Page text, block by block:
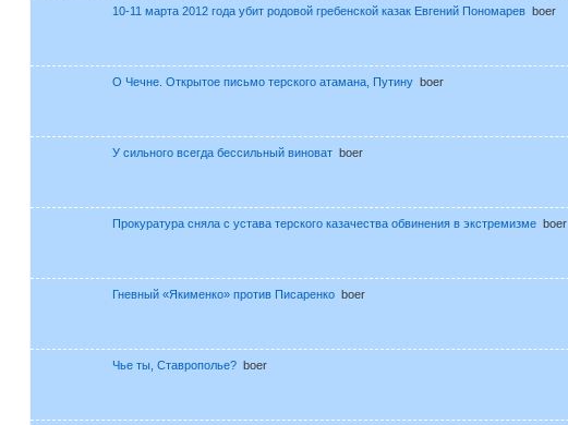
10-11 марта 2012 года убит родовой гребенской казак Евгений Пономарев boer
О Чечне. Открытое письмо терского атамана, Путину boer
У сильного всегда бессильный виноват boer
Прокуратура сняла с устава терского казачества обвинения в экстремизме boer
Гневный «Якименко» против Писаренко boer
Чье ты, Ставрополье? boer